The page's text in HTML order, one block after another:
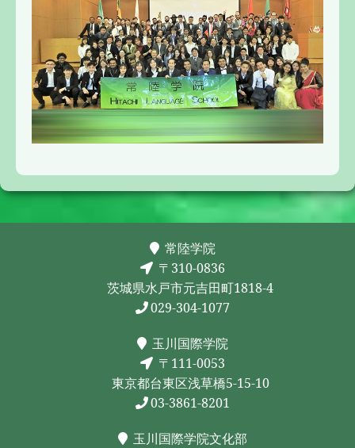
常陸学院
〒310-0836
茨城県水戸市元吉田町1818-4
029-304-1077
玉川国際学院
〒111-0053
東京都台東区浅草橋5-15-10
03-3861-8201
玉川国際学院文化部